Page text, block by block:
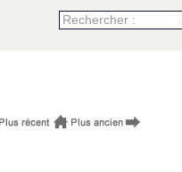
Rechercher :